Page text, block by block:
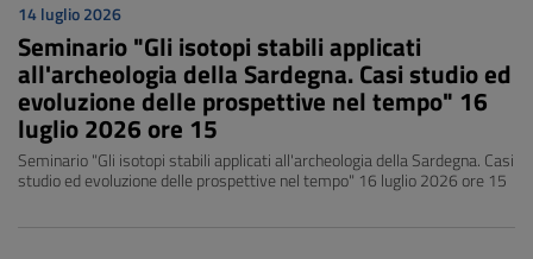
14 luglio 2026
Seminario "Gli isotopi stabili applicati
all'archeologia della Sardegna. Casi studio ed
evoluzione delle prospettive nel tempo" 16
luglio 2026 ore 15
Seminario "Gli isotopi stabili applicati all'archeologia della Sardegna. Casi
studio ed evoluzione delle prospettive nel tempo" 16 luglio 2026 ore 15